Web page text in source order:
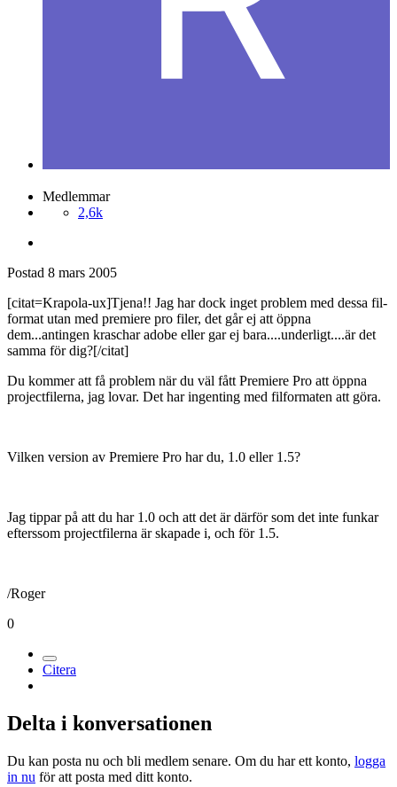
Medlemmar
2,6k
Postad 8 mars 2005
[citat=Krapola-ux]Tjena!! Jag har dock inget problem med dessa fil-
format utan med premiere pro filer, det går ej att öppna
dem...antingen kraschar adobe eller gar ej bara....underligt....är det
samma för dig?[/citat]
Du kommer att få problem när du väl fått Premiere Pro att öppna
projectfilerna, jag lovar. Det har ingenting med filformaten att göra.
Vilken version av Premiere Pro har du, 1.0 eller 1.5?
Jag tippar på att du har 1.0 och att det är därför som det inte funkar
efterssom projectfilerna är skapade i, och för 1.5.
/Roger
0
Citera
Delta i konversationen
Du kan posta nu och bli medlem senare. Om du har ett konto, logga
in nu för att posta med ditt konto.